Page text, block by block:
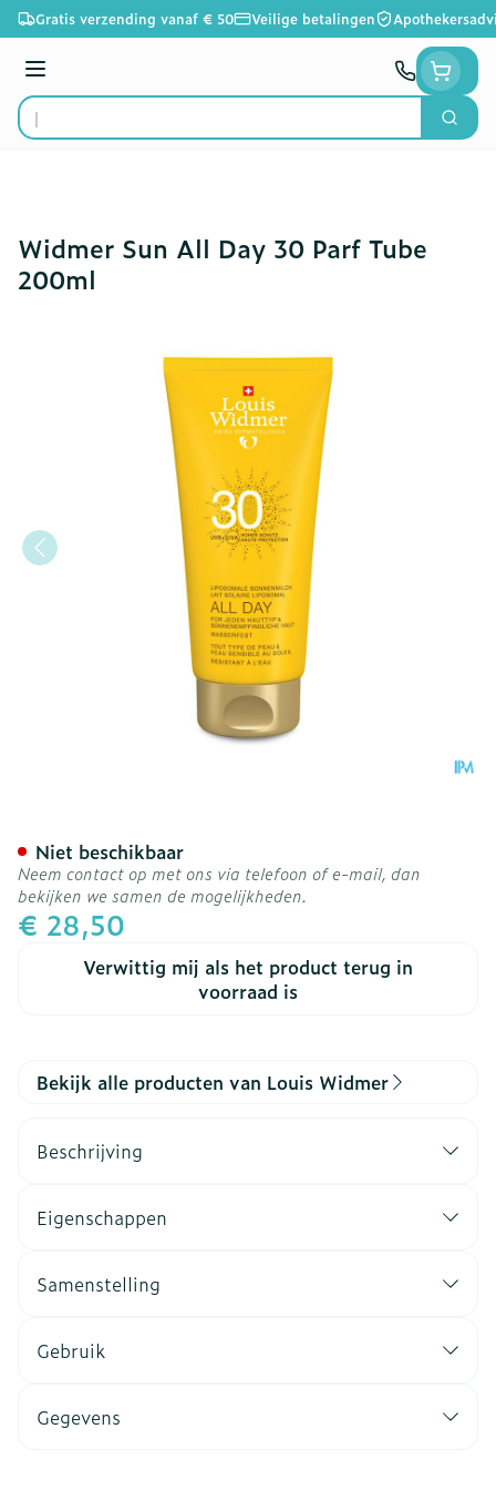
Ga naar de inhoud
Gratis verzending vanaf € 50 Veilige betalingen
Menu
Product, merk, categorie...
Zoek
Widmer Sun All Day 30 Parf Tube
200ml
€ 28,50
Verwittig mij als het product terug in
voorraad is
Niet beschikbaar
Neem contact op met ons via telefoon of e-mail, dan
bekijken we samen de mogelijkheden.
Bekijk alle producten van Louis Widmer
Beschrijving
Eigenschappen
Samenstelling
Gebruik
Gegevens